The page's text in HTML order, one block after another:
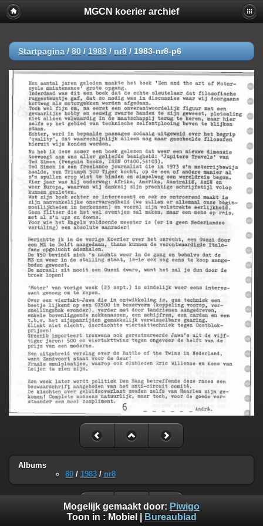
MGCN koerier archief
Startpagina / 80 / 1983 / nr8 / 1983-nr8-p6
Albums
80 / 1983 / nr8
Mogelijk gemaakt door: Piwigo
Toon in : Mobiel Bureaublad